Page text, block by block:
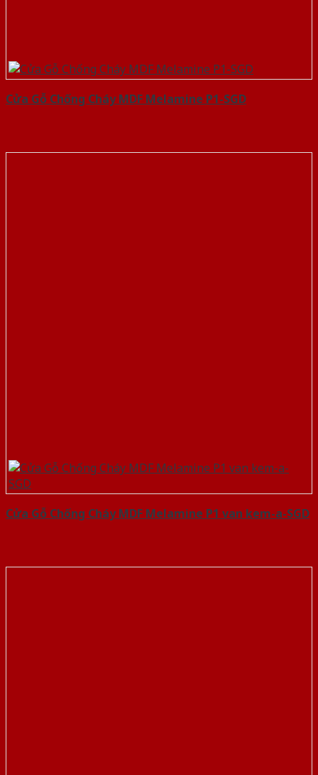
Cửa Gỗ Chống Cháy MDF Melamine P1-SGD
Cửa Gỗ Chống Cháy MDF Melamine P1 van kem-a-SGD